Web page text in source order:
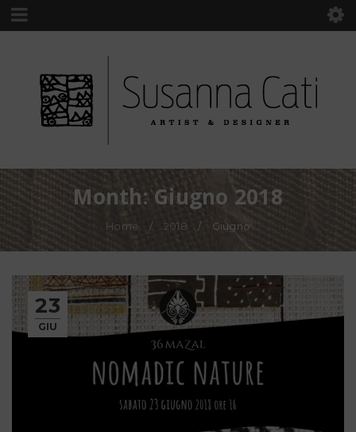
Month: Giugno 2018
Home / 2018 / Giugno
23
GIU